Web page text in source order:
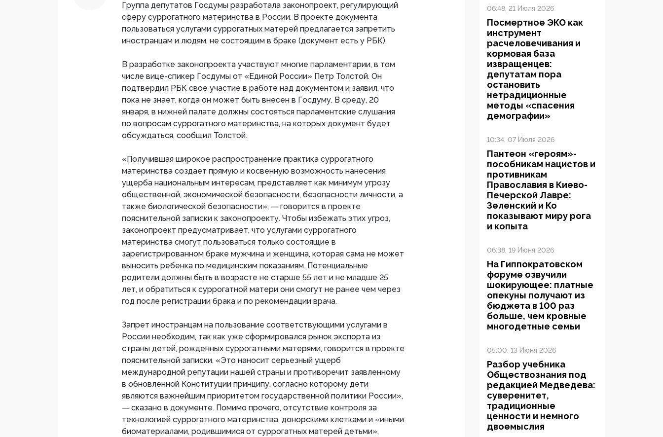
Группа депутатов Госдумы разработала законопроект, регулирующий
сферу суррогатного материнства в России. В проекте документа
пользоваться услугами суррогатных матерей предлагается запретить
иностранцам и людям, не состоящим в браке (документ есть у РБК).
В разработке законопроекта участвуют многие парламентарии, в том
числе вице-спикер Госдумы от «Единой России» Петр Толстой. Он
подтвердил РБК свое участие в работе над документом и заявил, что
пока не знает, когда он может быть внесен в Госдуму. В среду, 20
января, в нижней палате должны состояться парламентские слушания
по вопросам суррогатного материнства, на которых документ будет
обсуждаться, сообщил Толстой.
«Получившая широкое распространение практика суррогатного
материнства создает прямую и косвенную возможность нанесения
ущерба национальным интересам, представляет как минимум угрозу
общественной, экономической безопасности, безопасности личности, а
также биологической безопасности», — говорится в проекте
пояснительной записки к законопроекту. Чтобы избежать этих угроз,
законопроект предусматривает, что услугами суррогатного
материнства смогут пользоваться только состоящие в
зарегистрированном браке мужчина и женщина, которая сама не может
выносить ребенка по медицинским показаниям. Потенциальные
родители должны быть в возрасте не старше 55 лет и не младше 25
лет, и обратиться к суррогатной матери они смогут не ранее чем через
год после регистрации брака и по рекомендации врача.
Запрет иностранцам на пользование соответствующими услугами в
России необходим, так как уже сформировался рынок экспорта из
страны детей, рожденных суррогатными матерями, говорится в проекте
пояснительной записки. «Это наносит серьезный ущерб
международной репутации нашей страны и противоречит заявленному
в обновленной Конституции принципу, согласно которому дети
являются важнейшим приоритетом государственной политики России»,
— сказано в документе. Помимо прочего, отсутствие контроля за
технологией суррогатного материнства, донорскими клетками и «иными
биоматериалами, родившимися от суррогатных матерей детьми»,
06:48, 21 Июля 2026
Посмертное ЭКО как
инструмент
расчеловечивания и
кормовая база
извращенцев:
депутатам пора
остановить
нетрадиционные
методы «спасения
демографии»
10:34, 07 Июля 2026
Пантеон «героям»-
пособникам нацистов и
противникам
Православия в Киево-
Печерской Лавре:
Зеленский и Ко
показывают миру рога
и копыта
06:38, 19 Июня 2026
На Гиппократовском
форуме озвучили
шокирующее: платные
опекуны получают из
бюджета в 100 раз
больше, чем кровные
многодетные семьи
05:00, 13 Июня 2026
Разбор учебника
Обществознания под
редакцией Медведева:
суверенитет,
традиционные
ценности и немного
двоемыслия